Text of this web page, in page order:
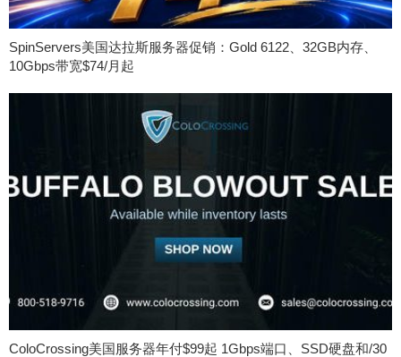
SpinServers美国达拉斯服务器促销：Gold 6122、32GB内存、
10Gbps带宽$74/月起
ColoCrossing美国服务器年付$99起 1Gbps端口、SSD硬盘和/30